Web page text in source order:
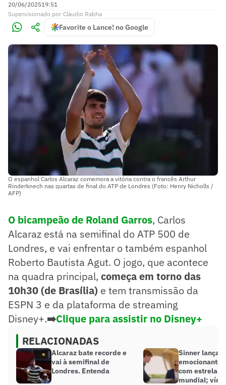
20/06/202519:51
Supervisionado por Cláudio Rabha
Favorite o Lance! no Google
O espanhol Carlos Alcaraz comemora a vitória contra o francês Arthur
Rinderknech nas quartas de final do ATP de Londres (Foto: Henry Nicholls /
AFP)
O bicampeão de Roland Garros, Carlos
Alcaraz está na semifinal do ATP 500 de
Londres, e vai enfrentar o também espanhol
Roberto Bautista Agut. O jogo, que acontece
na quadra principal, começa em torno das
10h30 (de Brasília) e tem transmissão da
ESPN 3 e da plataforma de streaming
Disney+.➡️Clique para assistir no Disney+
RELACIONADAS
Alcaraz bate recorde e
vai à semifinal de
Londres. Entenda
Sinner lança
emocionante
com estrela
mundial;